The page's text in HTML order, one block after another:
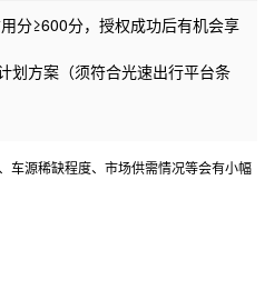
分≥600分，授权成功后有机会享
划方案（须符合光速出行平台条
车源稀缺程度、市场供需情况等会有小幅